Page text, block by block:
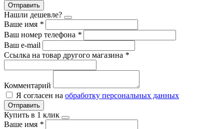
Отправить
Нашли дешевле?
Ваше имя *
Ваш номер телефона *
Ваш e-mail
Ссылка на товар другого магазина *
Комментарий
Я согласен на обработку персональных данных
Отправить
Купить в 1 клик
Ваше имя *